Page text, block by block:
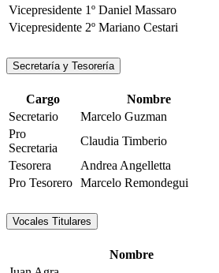
Vicepresidente 1º Daniel Massaro
Vicepresidente 2º Mariano Cestari
Secretaría y Tesorería
Cargo Nombre
Secretario
Marcelo Guzman
Pro
Secretaria
Claudia Timberio
Tesorera
Andrea Angelletta
Pro Tesorero Marcelo Remondegui
Vocales Titulares
Nombre